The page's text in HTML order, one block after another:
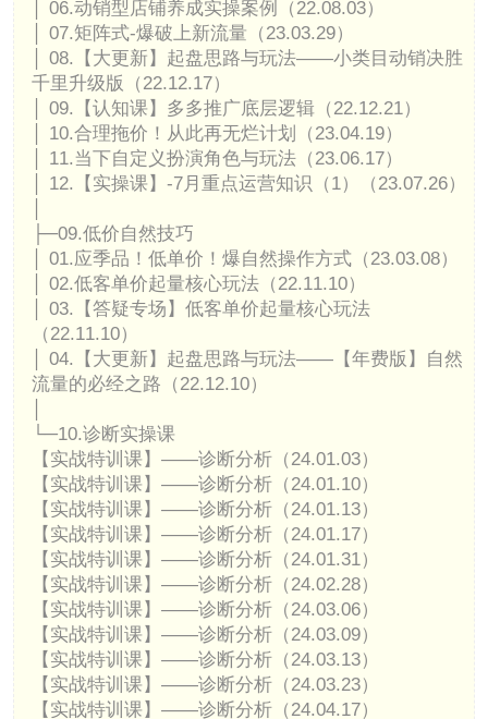
│ 06.动销型店铺养成实操案例（22.08.03）
│ 07.矩阵式-爆破上新流量（23.03.29）
│ 08.【大更新】起盘思路与玩法——小类目动销决胜
千里升级版（22.12.17）
│ 09.【认知课】多多推广底层逻辑（22.12.21）
│ 10.合理拖价！从此再无烂计划（23.04.19）
│ 11.当下自定义扮演角色与玩法（23.06.17）
│ 12.【实操课】-7月重点运营知识（1）（23.07.26）
├─09.低价自然技巧
│ 01.应季品！低单价！爆自然操作方式（23.03.08）
│ 02.低客单价起量核心玩法（22.11.10）
│ 03.【答疑专场】低客单价起量核心玩法
（22.11.10）
│ 04.【大更新】起盘思路与玩法——【年费版】自然
流量的必经之路（22.12.10）
└─10.诊断实操课
【实战特训课】——诊断分析（24.01.03）
【实战特训课】——诊断分析（24.01.10）
【实战特训课】——诊断分析（24.01.13）
【实战特训课】——诊断分析（24.01.17）
【实战特训课】——诊断分析（24.01.31）
【实战特训课】——诊断分析（24.02.28）
【实战特训课】——诊断分析（24.03.06）
【实战特训课】——诊断分析（24.03.09）
【实战特训课】——诊断分析（24.03.13）
【实战特训课】——诊断分析（24.03.23）
【实战特训课】——诊断分析（24.04.17）